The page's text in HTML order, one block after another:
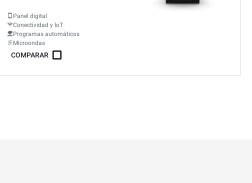
Panel digital
Conectividad y IoT
Programas automáticos
Microondas
COMPARAR